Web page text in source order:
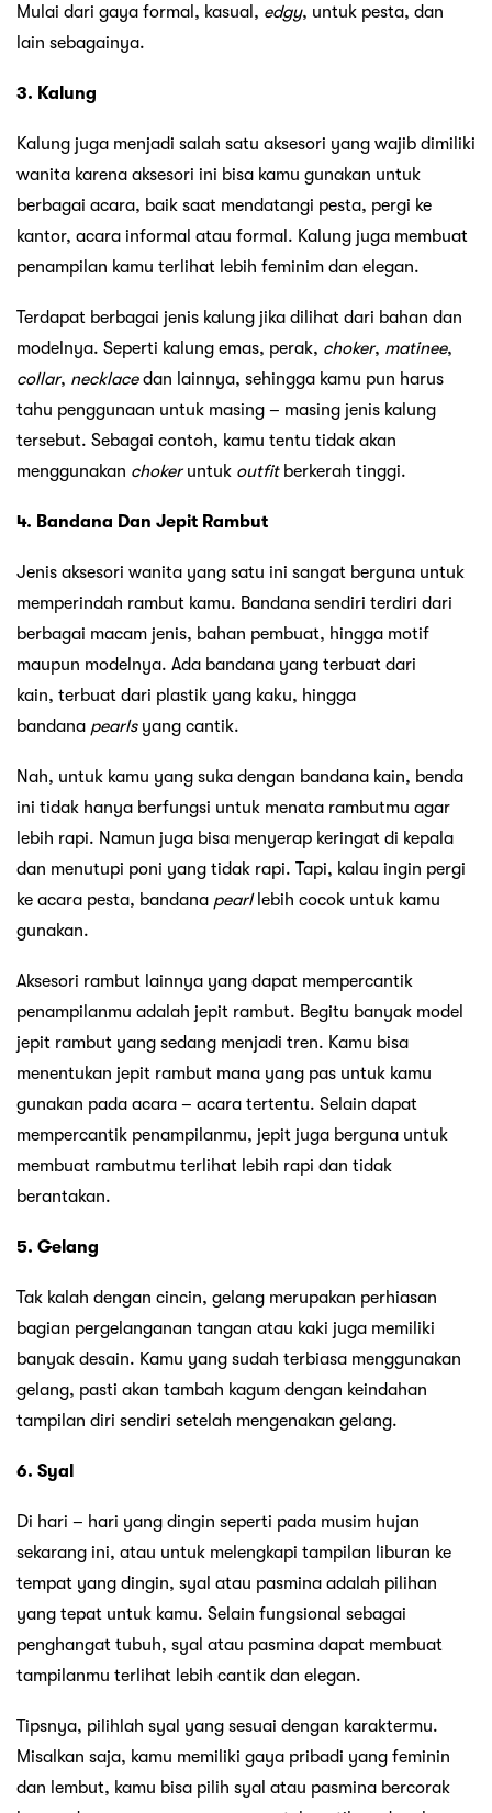
Mulai dari gaya formal, kasual, edgy, untuk pesta, dan
lain sebagainya.
3. Kalung
Kalung juga menjadi salah satu aksesori yang wajib dimiliki
wanita karena aksesori ini bisa kamu gunakan untuk
berbagai acara, baik saat mendatangi pesta, pergi ke
kantor, acara informal atau formal. Kalung juga membuat
penampilan kamu terlihat lebih feminim dan elegan.
Terdapat berbagai jenis kalung jika dilihat dari bahan dan
modelnya. Seperti kalung emas, perak, choker, matinee,
collar, necklacedan lainnya, sehingga kamu pun harus
tahu penggunaan untuk masing – masing jenis kalung
tersebut. Sebagai contoh, kamu tentu tidak akan
menggunakan chokeruntuk outfitberkerah tinggi.
4. Bandana Dan Jepit Rambut
Jenis aksesori wanita yang satu ini sangat berguna untuk
memperindah rambut kamu. Bandana sendiri terdiri dari
berbagai macam jenis, bahan pembuat, hingga motif
maupun modelnya. Ada bandana yang terbuat dari
kain, terbuat dari plastik yang kaku, hingga
bandana pearlsyang cantik.
Nah, untuk kamu yang suka dengan bandana kain, benda
ini tidak hanya berfungsi untuk menata rambutmu agar
lebih rapi. Namun juga bisa menyerap keringat di kepala
dan menutupi poni yang tidak rapi. Tapi, kalau ingin pergi
ke acara pesta, bandana pearllebih cocok untuk kamu
gunakan.
Aksesori rambut lainnya yang dapat mempercantik
penampilanmu adalah jepit rambut. Begitu banyak model
jepit rambut yang sedang menjadi tren. Kamu bisa
menentukan jepit rambut mana yang pas untuk kamu
gunakan pada acara – acara tertentu. Selain dapat
mempercantik penampilanmu, jepit juga berguna untuk
membuat rambutmu terlihat lebih rapi dan tidak
berantakan.
5. Gelang
Tak kalah dengan cincin, gelang merupakan perhiasan
bagian pergelanganan tangan atau kaki juga memiliki
banyak desain. Kamu yang sudah terbiasa menggunakan
gelang, pasti akan tambah kagum dengan keindahan
tampilan diri sendiri setelah mengenakan gelang.
6. Syal
Di hari – hari yang dingin seperti pada musim hujan
sekarang ini, atau untuk melengkapi tampilan liburan ke
tempat yang dingin, syal atau pasmina adalah pilihan
yang tepat untuk kamu. Selain fungsional sebagai
penghangat tubuh, syal atau pasmina dapat membuat
tampilanmu terlihat lebih cantik dan elegan.
Tipsnya, pilihlah syal yang sesuai dengan karaktermu.
Misalkan saja, kamu memiliki gaya pribadi yang feminin
dan lembut, kamu bisa pilih syal atau pasmina bercorak